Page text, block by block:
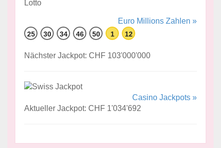
Euro Millions Zahlen »
25 30 34 46 50 1 12
Nächster Jackpot: CHF 103'000'000
Casino Jackpots »
Aktueller Jackpot: CHF 1'034'692